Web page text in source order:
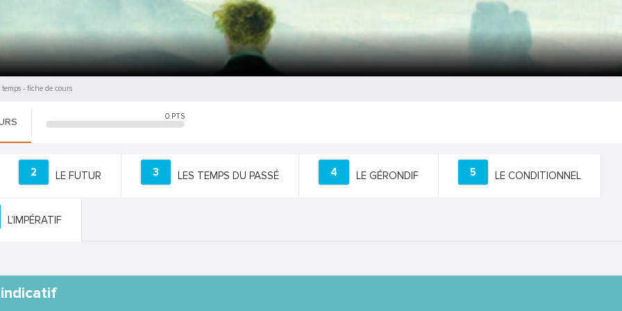
- fiche de cours
0 PTS
2 LE FUTUR 3 LES TEMPS DU PASSÉ 4 LE GÉRONDIF 5 LE CONDITIONNEL
L’IMPÉRATIF